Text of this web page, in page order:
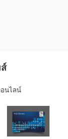
นไลน์